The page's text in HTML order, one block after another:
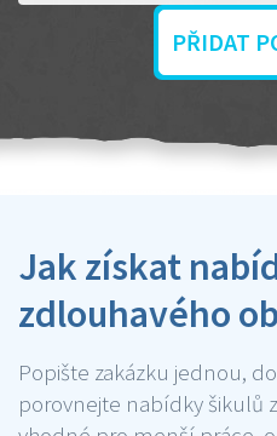
PŘIDAT
Jak získat
zdlouhavého
Popište zakázku jednou,
porovnejte nabídky šikulů